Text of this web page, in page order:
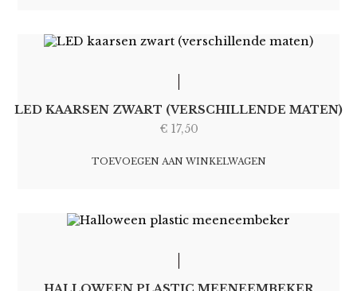
LED KAARSEN ZWART (VERSCHILLENDE MATEN)
€ 17,50
TOEVOEGEN AAN WINKELWAGEN